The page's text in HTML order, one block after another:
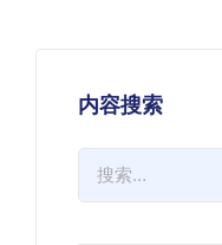
内容搜索